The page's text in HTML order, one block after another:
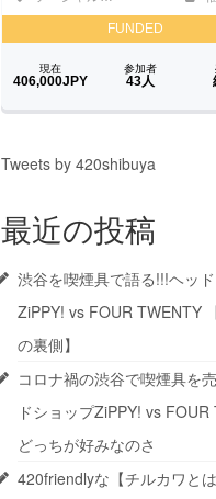
Tweets by 420shibuya
最近の投稿
渋谷を喫煙具で語る!!!ヘッ
ZiPPY! vs FOUR TWENTY
の裏側】
コロナ禍の渋谷で喫煙具を
ドショップZiPPY! vs FOUR
どっちが好みなのさ
420friendlyな【チルカワと